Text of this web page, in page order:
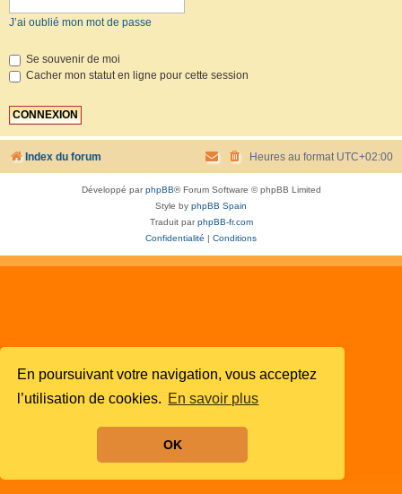
En poursuivant votre navigation, vous acceptez
l’utilisation de cookies. En savoir plus
OK
J’ai oublié mon mot de passe
Se souvenir de moi
Cacher mon statut en ligne pour cette session
Index du forum Heures au format UTC+02:00
Développé parphpBB® Forum Software © phpBB Limited
Style by phpBB Spain
Traduit parphpBB-fr.com
Confidentialité
Conditions